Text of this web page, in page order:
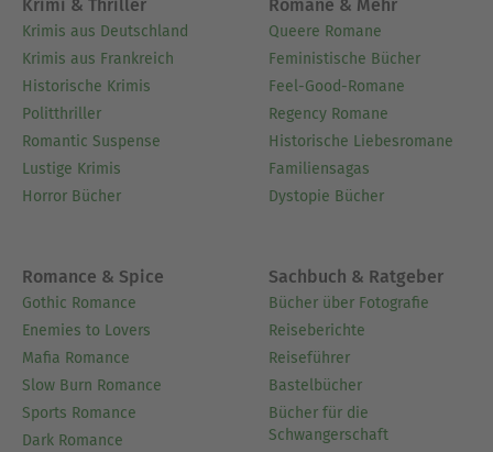
Krimi & Thriller
Krimis aus Deutschland
Krimis aus Frankreich
Historische Krimis
Politthriller
Romantic Suspense
Lustige Krimis
Horror Bücher
Romane & Mehr
Queere Romane
Feministische Bücher
Feel-Good-Romane
Regency Romane
Historische Liebesromane
Familiensagas
Dystopie Bücher
Romance & Spice
Gothic Romance
Enemies to Lovers
Mafia Romance
Slow Burn Romance
Sports Romance
Dark Romance
Sachbuch & Ratgeber
Bücher über Fotografie
Reiseberichte
Reiseführer
Bastelbücher
Bücher für die
Schwangerschaft